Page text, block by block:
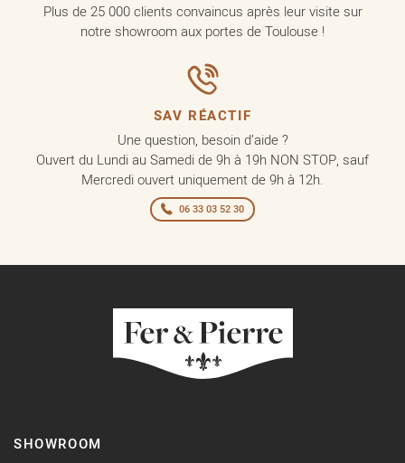
Plus de 25 000 clients convaincus après leur visite sur
notre showroom aux portes de Toulouse !
SAV RÉACTIF
Une question, besoin d’aide ?
Ouvert du Lundi au Samedi de 9h à 19h NON STOP, sauf
Mercredi ouvert uniquement de 9h à 12h.
06 33 03 52 30
SHOWROOM